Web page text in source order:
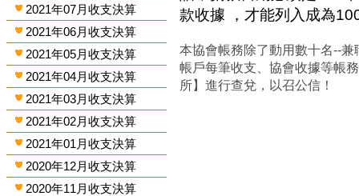
2021年07月收支決算
2021年06月收支決算
2021年05月收支決算
2021年04月收支決算
2021年03月收支決算
2021年02月收支決算
2021年01月收支決算
2020年12月收支決算
2020年11月收支決算
款收據 ，才能列入成為
本協會帳務除了動用數十名--
帳戶每筆收支、協會收據等帳
所】進行查兌，以召公信！